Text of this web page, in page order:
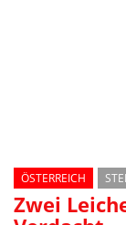
ÖSTERREICH
Zwei